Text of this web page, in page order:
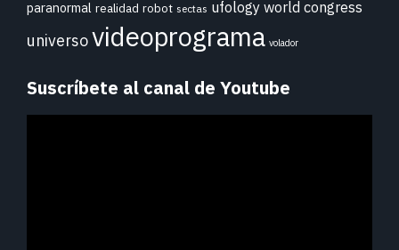
paranormal realidad robot sectas ufology world congress
universovideoprograma volador
Suscríbete al canal de Youtube